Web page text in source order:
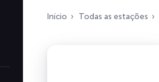
Início Todas as estações